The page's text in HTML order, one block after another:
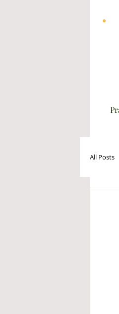
All Posts